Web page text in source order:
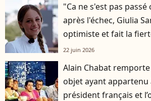
"Ca ne s'est pas
après l'échec, Giulia
optimiste et fait la
22 juin 2026
Alain Chabat
objet ayant appartenu
président français et